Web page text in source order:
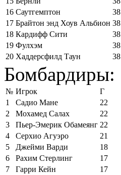
16 Саутгемптон 38
17 Брайтон энд Хоув Альбион 38
18 Кардифф Сити 38
19 Фулхэм 38
20 Хаддерсфилд Таун 38
Бомбардиры:
№ Игрок
Г
1
Садио Мане
22
2
Мохамед Салах
22
3
Пьер-Эмерик Обамеянг 22
4
Серхио Агуэро
21
5
Джейми Варди
18
6
Рахим Стерлинг
17
7
Гарри Кейн
17